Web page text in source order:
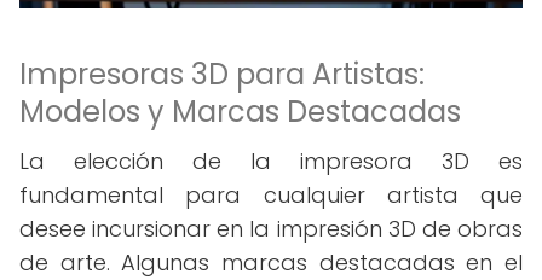
Impresoras 3D para Artistas:
Modelos y Marcas Destacadas
La elección de la impresora 3D es
fundamental para cualquier artista que
desee incursionar en la impresión 3D de obras
de arte. Algunas marcas destacadas en el